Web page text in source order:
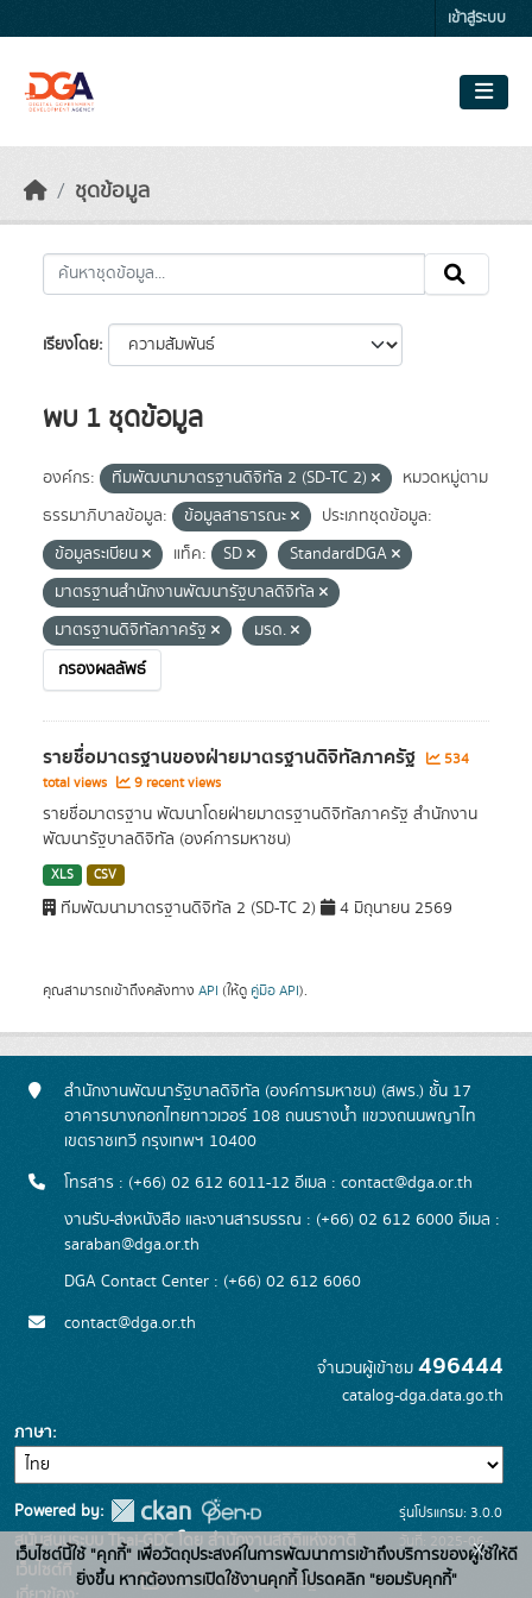
เข้าสู่ระบบ
ชุดข้อมูล
เรียงโดย
พบ 1 ชุดข้อมูล
องค์กร: ทีมพัฒนามาตรฐานดิจิทัล 2 (SD-TC 2)
หมวดหมู่ตาม
ธรรมาภิบาลข้อมูล:
ข้อมูลสาธารณะ
ประเภทชุดข้อมูล:
ข้อมูลระเบียน
แท็ค: SD
StandardDGA
มาตรฐานสำนักงานพัฒนารัฐบาลดิจิทัล
มาตรฐานดิจิทัลภาครัฐ
มรด.
กรองผลลัพธ์
รายชื่อมาตรฐานของฝ่ายมาตรฐานดิจิทัลภาครัฐ
534
total views
9 recent views
รายชื่อมาตรฐาน พัฒนาโดยฝ่ายมาตรฐานดิจิทัลภาครัฐ สำนักงาน
พัฒนารัฐบาลดิจิทัล (องค์การมหาชน)
XLS CSV
ทีมพัฒนามาตรฐานดิจิทัล 2 (SD-TC 2) 4 มิถุนายน 2569
คุณสามารถเข้าถึงคลังทาง API (ให้ดู คู่มือ API).
สำนักงานพัฒนารัฐบาลดิจิทัล (องค์การมหาชน) (สพร.) ชั้น 17
อาคารบางกอกไทยทาวเวอร์ 108 ถนนรางน้ำ แขวงถนนพญาไท
เขตราชเทวี กรุงเทพฯ 10400
โทรสาร : (+66) 02 612 6011-12 อีเมล : contact@dga.or.th
งานรับ-ส่งหนังสือ และงานสารบรรณ : (+66) 02 612 6000 อีเมล :
saraban@dga.or.th
DGA Contact Center : (+66) 02 612 6060
contact@dga.or.th
จำนวนผู้เข้าชม 496444
catalog-dga.data.go.th
ภาษา
Powered by:
สนับสนุนระบบ Thai-GDC โดย สำนักงานสถิติแห่งชาติ
เว็บไซต์ที่
ระบบบัญชีข้อมูลภาครัฐ
รุ่นโปรแกรม: 3.0.0
วันที่: 2025-06-
26
เว็บไซต์นี้ใช้ "คุกกี้" เพื่อวัตถุประสงค์ในการพัฒนาการเข้าถึงบริการของผู้ใช้ให้ดี
ยิ่งขึ้น หากต้องการเปิดใช้งานคุกกี้ โปรดคลิก "ยอมรับคุกกี้"
x